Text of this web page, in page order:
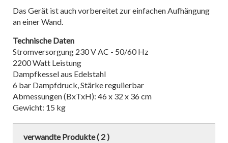
Das Gerät ist auch vorbereitet zur einfachen Aufhängung
an einer Wand.
Technische Daten
Stromversorgung 230 V AC - 50/60 Hz
2200 Watt Leistung
Dampfkessel aus Edelstahl
6 bar Dampfdruck, Stärke regulierbar
Abmessungen (BxTxH): 46 x 32 x 36 cm
Gewicht: 15 kg
verwandte Produkte ( 2 )